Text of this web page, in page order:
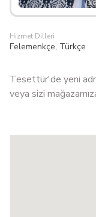
Hizmet Dilleri
Felemenkçe, Türkçe
Tesettür'de yeni
veya sizi